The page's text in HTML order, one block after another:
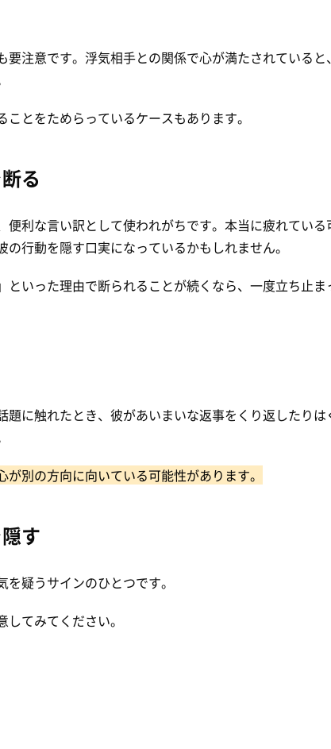
注意です。浮気相手との関係で心が満たされていると
とをためらっているケースもあります。
る
便利な言い訳として使われがちです。本当に疲れている
行動を隠す口実になっているかもしれません。
いった理由で断られることが続くなら、一度立ち止ま
に触れたとき、彼があいまいな返事をくり返したりは
別の方向に向いている可能性があります。
す
疑うサインのひとつです。
てみてください。